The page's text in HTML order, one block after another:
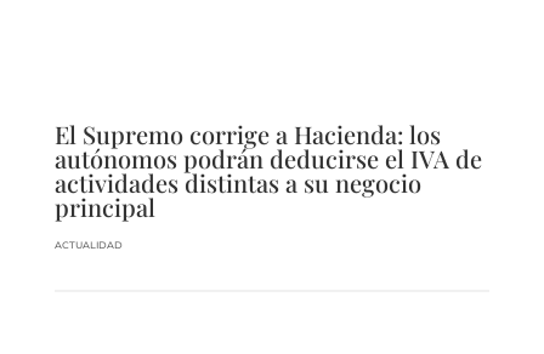
El Supremo corrige a Hacienda: los
autónomos podrán deducirse el IVA de
actividades distintas a su negocio
principal
ACTUALIDAD